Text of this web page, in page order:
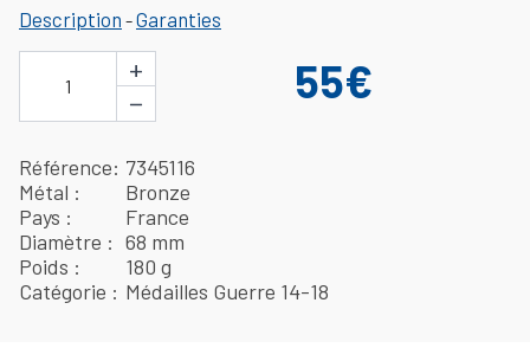
Description -Garanties
1
+
−
55€
Référence 7345116
Métal
Bronze
Pays
France
Diamètre
68 mm
Poids
180 g
Catégorie
Médailles Guerre 14-18